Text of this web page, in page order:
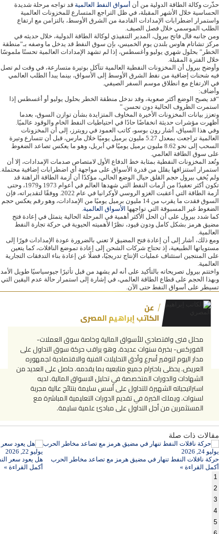
حذّرت وكالة الطاقة الدولية من أن أسواق النفط العالمية قد تواجه مرحلة شديدة
الحساسية خلال الأشهر المقبلة، في ظل التراجع المتسارع للمخزونات العالمية
واستمرار اضطرابات الإمدادات القادمة من الشرق الأوسط، بالتزامن مع ارتفاع
الطلب الموسمي خلال فصل الصيف.
ومن جانبه قال فاتح بيرول، المدير التنفيذي لوكالة الطاقة الدولية، خلال حديثه في
مركز تشاتام هاوس بلندن يوم الخميس، بإن سوق النفط قد يدخل ما وصفه بـ”منطقة
الخطر” بحلول شهري يوليو وأغسطس، إذا لم تشهد الإمدادات العالمية تحسنًا ملموسًا
خلال الفترة المقبلة.
وأوضح بيرول أن المخزونات النفطية العالمية تتآكل بوتيرة متسارعة، في وقت لم تصل
فيه شحنات إضافية من نفط الشرق الأوسط إلى الأسواق، بينما يبدأ الطلب العالمي
في الارتفاع مع انطلاق موسم السفر الصيفي.
وأضاف:
“قد يصبح الوضع أكثر صعوبة، وقد ندخل منطقة الخطر بحلول يوليو أو أغسطس إذا
استمرت الظروف الحالية دون تحسن.”
وتعزز بيانات المخزونات الأخيرة المخاوف المتزايدة بشأن توازن السوق، بعدما
أظهرت مؤشرات حديثة انخفاضًا حادًا في احتياطيات النفط الخام والوقود عالميًا.
وفي هذا السياق، أشار رون بوسو، كاتب العمود في رويترز، إلى أن المخزونات
العالمية تراجعت بمعدل 5.27 مليون برميل يوميًا خلال مارس، قبل أن تتسارع وتيرة
السحب إلى نحو 8.62 مليون برميل يوميًا في أبريل، وهو ما يعكس تصاعد الضغوط
على سوق الطاقة العالمي.
وتُعد المخزونات النفطية بمثابة خط الدفاع الأول لامتصاص صدمات الإمدادات، إلا أن
استمرار استنزافها يقلل من قدرة الأسواق على مواجهة أي اضطرابات إضافية محتملة.
ولم يُخفِ بيرول حجم القلق حيال الوضع الحالي، مؤكدًا أن أزمة الطاقة الراهنة قد
تكون أكثر تعقيدًا من أزمات النفط التي شهدها العالم في أعوام 1973 و1979، وحتى
أزمة الطاقة التي أعقبت الغزو الروسي لأوكرانيا في عام 2022. ووفقًا لتقديراته، فإن
السوق فقدت ما يقرب من 14 مليون برميل يوميًا من الإمدادات، وهو رقم يعكس حجم
الضغوط غير المسبوقة التي تواجهها الأسواق العالمية
كما شدد بيرول على أن الحل الأكثر أهمية في المرحلة الحالية يتمثل في إعادة فتح
مضيق هرمز بشكل كامل ودون قيود، نظرًا لأهميته الحيوية في حركة تجارة النفط
العالمية.
ومع ذلك، أشار إلى أن إعادة فتح المضيق لا تعني بالضرورة عودة الإمدادات فورًا إلى
مستوياتها الطبيعية، إذ تحتاج شركات الشحن إلى إعادة تموضع الناقلات، كما يتعين
على المنتجين استئناف عمليات الإنتاج تدريجيًا، فضلًا عن إعادة بناء التدفقات التجارية
العالمية.
واختتم بيرول تصريحاته بالتأكيد على أنه لم يشهد من قبل تأثيرًا جيوسياسيًا طويل الأمد
وبهذا الحجم على قطاع الطاقة العالمي، في إشارة إلى استمرار حالة عدم اليقين التي
تسيطر على أسواق النفط حتى الآن.
عن
الكاتب إبراهيم المصري
محلل فنى واقتصادي للأسواق المالية وخاصة سوق العملات-
الفوركس- بخبرة سنوات عديدة. وهو يراقب حركة سوق التداول على
مدار اليوم لتوفير أسرع وأدق التحليلات الفنية والاقتصادية لجمهوره
العريض. يحظى باحترام جميع متابعيه بما يقدمه. حاصل على العديد من
الشهادات والدورات المتخصصة في تحليل الاسواق المالية. لديه
استراتيجياته الشهيرة للتداول على أسس سليمة بنتائج عالية مجربة
لسنوات. ويملك الخبرة في تقديم الدورات التعليمية المباشرة مع
المستثمرين من أجل التداول على مبادئ علمية سليمة.
مقالات ذات صلة
يوليو 24, 2026
حركة ناقلات النفط تنهار في مضيق هرمز مع تصاعد مخاطر الحرب
أكمل القراءة »
يوليو 22, 2026
هل يعود سعر النفط إلى 100 دولار؟ بنك أوف
أكمل القراءة »
1
2
3
4
5